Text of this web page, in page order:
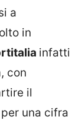
a
in
infatti
con
il
una cifra